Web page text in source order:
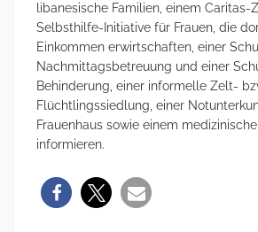
libanesische Familien, einem Caritas-
Selbsthilfe-Initiative für Frauen, die
Einkommen erwirtschaften, einer
Nachmittagsbetreuung und einer
Behinderung, einer informelle Zelt-
Flüchtlingssiedlung, einer
Frauenhaus sowie einem
informieren.